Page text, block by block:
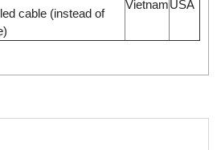
cable (instead of
VietnamUSA